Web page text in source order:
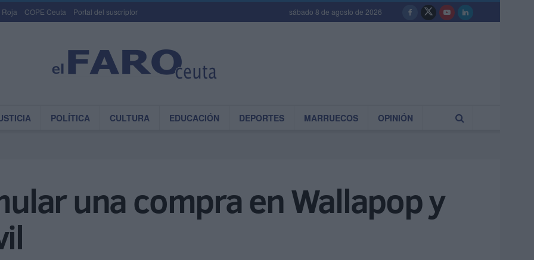
Roja COPE Ceuta Portal del suscriptor sábado 8 de agosto de 2026
POLÍTICA CULTURA EDUCACIÓN DEPORTES MARRUECOS OPINIÓN
una compra en Wallapop y